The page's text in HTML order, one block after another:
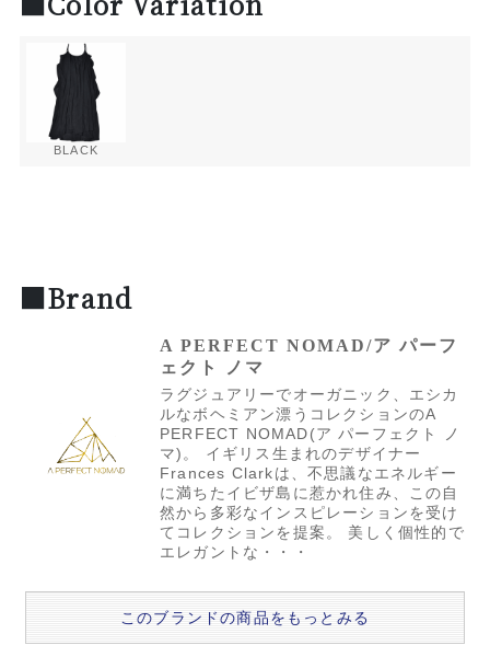
BLACK
■Brand
A PERFECT NOMAD/ア パーフ
ェクト ノマ
ラグジュアリーでオーガニック、エシカ
ルなボヘミアン漂うコレクションのA
PERFECT NOMAD(ア パーフェクト ノ
マ)。 イギリス生まれのデザイナー
Frances Clarkは、不思議なエネルギー
に満ちたイビザ島に惹かれ住み、この自
然から多彩なインスピレーションを受け
てコレクションを提案。 美しく個性的で
エレガントな・・・
このブランドの商品をもっとみる